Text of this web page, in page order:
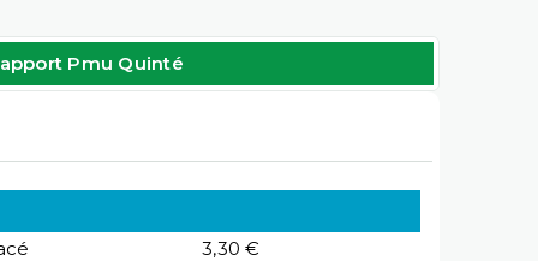
Pmu Quinté
3,30 €